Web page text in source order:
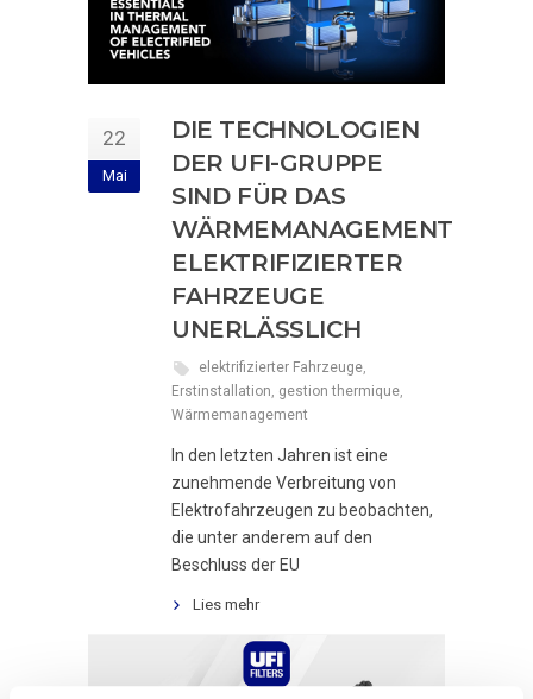
22
Mai
DIE TECHNOLOGIEN
DER UFI-GRUPPE
SIND FÜR DAS
WÄRMEMANAGEMENT
ELEKTRIFIZIERTER
FAHRZEUGE
UNERLÄSSLICH
elektrifizierter Fahrzeuge
Erstinstallation gestion thermique
Wärmemanagement
In den letzten Jahren ist eine
zunehmende Verbreitung von
Elektrofahrzeugen zu beobachten,
die unter anderem auf den
Beschluss der EU
Lies mehr